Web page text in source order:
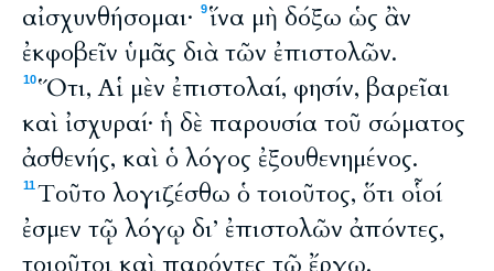
αἰσχυνθήσομαι·
9ἵνα μὴ δόξω ὡς ἂν
ἐκφοβεῖν ὑμᾶς διὰ τῶν ἐπιστολῶν.
10Ὅτι, Αἱ μὲν ἐπιστολαί, φησίν, βαρεῖαι
καὶ ἰσχυραί· ἡ δὲ παρουσία τοῦ σώματος
ἀσθενής, καὶ ὁ λόγος ἐξουθενημένος.
11Tοῦτο λογιζέσθω ὁ τοιοῦτος, ὅτι οἷοί
ἐσμεν τῷ λόγῳ δι’ ἐπιστολῶν ἀπόντες,
τοιοῦτοι καὶ παρόντες τῷ ἔργῳ.